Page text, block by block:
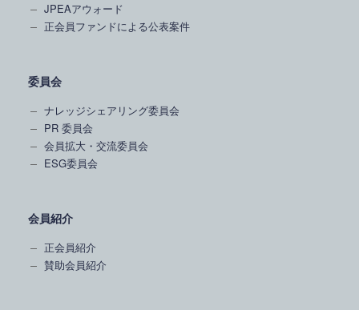
JPEAアウォード
正会員ファンドによる公表案件
委員会
ナレッジシェアリング委員会
PR 委員会
会員拡大・交流委員会
ESG委員会
会員紹介
正会員紹介
賛助会員紹介